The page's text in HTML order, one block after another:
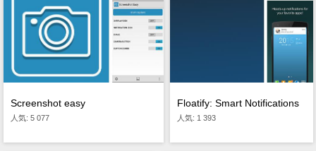
Screenshot easy
人気: 5 077
Floatify: Smart Notifications
人気: 1 393